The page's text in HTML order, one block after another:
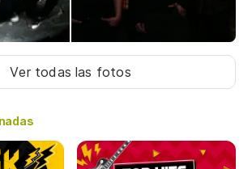
Ver todas las fotos